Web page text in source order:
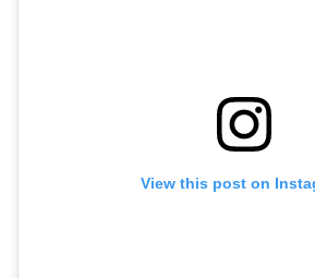
View this post on